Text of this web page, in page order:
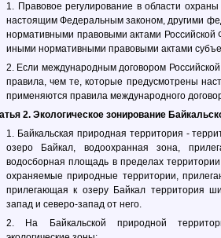
1. Правовое регулирование в области
настоящим Федеральным законом, другими
нормативными правовыми актами Российской
иными нормативными правовыми актами
2. Если международным договором
правила, чем те, которые предусмотрены
применяются правила международного
2. Экологическое зонирование
1. Байкальская природная территория -
озеро Байкал, водоохранная зона,
водосборная площадь в пределах
охраняемые природные территории,
прилегающая к озеру Байкал территория
запад и северо-запад от него.
2. На Байкальской природной